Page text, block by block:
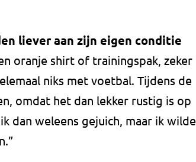
liever aan zijn eigen conditie
oranje shirt of trainingspak, zeker
niks met voetbal. Tijdens de
omdat het dan lekker rustig is op
dan weleens gejuich, maar ik wilde